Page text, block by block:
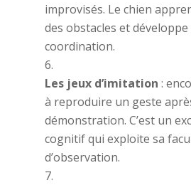
improvisés. Le chien
des obstacles et développe
coordination.
Les jeux d’imitation :
à reproduire un geste
démonstration. C’est un
cognitif qui exploite sa
d’observation.